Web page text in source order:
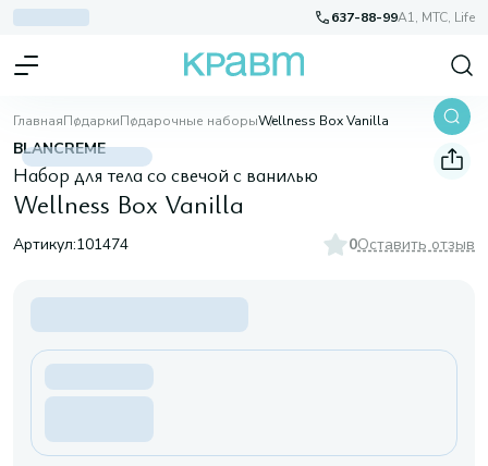
637-88-99A1, МТС, Life
ГлавнаяПодаркиПодарочные наборыWellness Box Vanilla
BLANCREME
Набор для тела со свечой с ванилью
Wellness Box Vanilla
Артикул:101474 0Оставить отзыв